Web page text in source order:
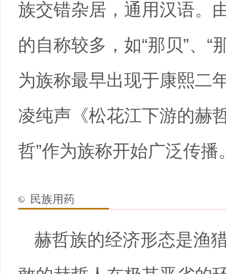
族交错杂居，通用汉语。
的自称较多，如“那贝”、“
为族称最早出现于康熙二
凌纯声《松花江下游的赫
哲”作为族称开始广泛传播
民族用药
赫哲族的经济形态是渔